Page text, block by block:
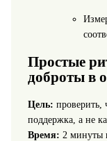
Простые
доброты в
Цель: проверить,
поддержка, а не
Время: 2 минуты